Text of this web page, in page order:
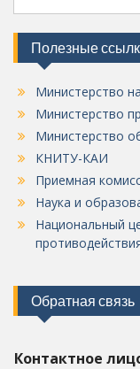
Полезные
Министерство
Министерство
Министерство
КНИТУ-КАИ
Приемная
Наука и
Национальный
Обратная связь
Контактное